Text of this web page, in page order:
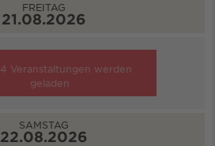
FREITAG
21.08.2026
4 Veranstaltungen werden
geladen
SAMSTAG
22.08.2026